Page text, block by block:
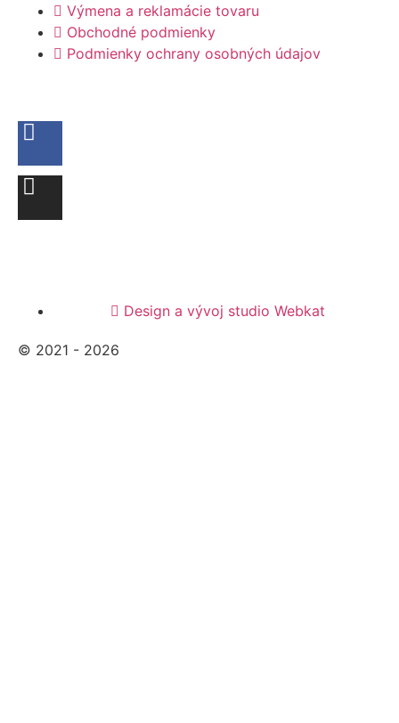
Výmena a reklamácie tovaru
Obchodné podmienky
Podmienky ochrany osobných údajov
© 2021 - 2026
Design a vývoj studio Webkat